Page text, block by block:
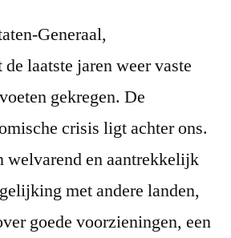
Generaal,
laatste jaren weer vaste
gekregen. De
crisis ligt achter ons.
welvarend en aantrekkelijk
met andere landen,
goede voorzieningen, een